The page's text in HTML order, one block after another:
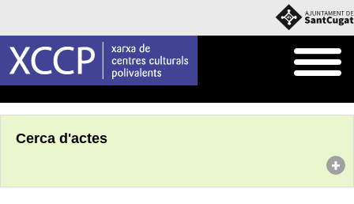
Cerca d'actes